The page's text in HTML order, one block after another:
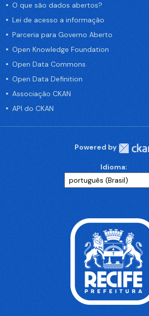
O que são dados abertos?
Lei de acesso a informação
Parceria para Governo Aberto
Open Knowledge Foundation
Open Data Commons
Open Data Definition
Associação CKAN
API do CKAN
Powered by
Idioma